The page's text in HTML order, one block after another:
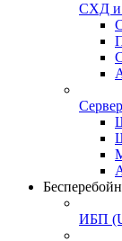
СХД и
ИБП